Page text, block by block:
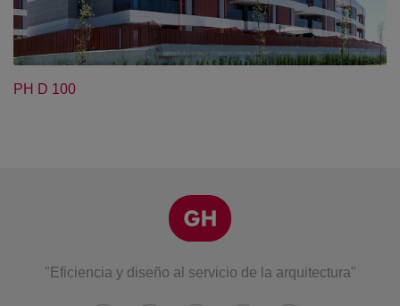
PH D 100
"Eficiencia y diseño al servicio de la arquitectura"